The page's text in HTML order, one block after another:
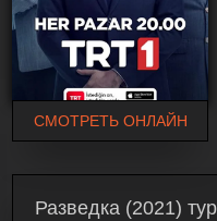
СМОТРЕТЬ ОНЛАЙН
Разведка (2021)